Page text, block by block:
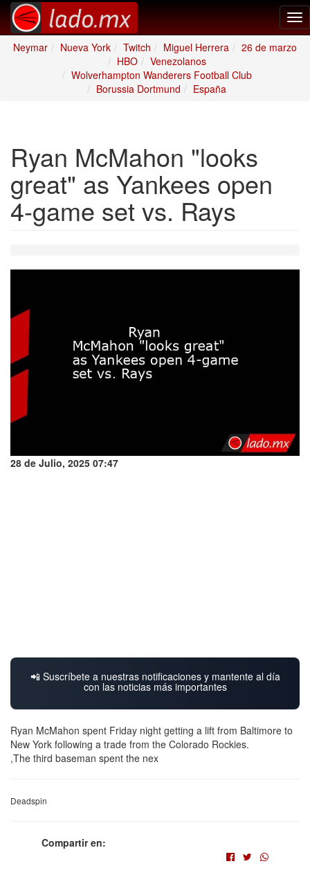
Neymar
Nueva York Twitch Miguel Herrera
26 de marzo
HBO
Venezolanos
Wolverhampton Wanderers Football Club
Borussia Dortmund
España
Ryan McMahon "looks
great" as Yankees open
4-game set vs. Rays
28 de Julio, 2025 07:47
📲 Suscríbete a nuestras notificaciones y mantente al día
con las noticias más importantes
Ryan McMahon spent Friday night getting a lift from Baltimore to
New York following a trade from the Colorado Rockies.
,The third baseman spent the nex
Deadspin
Compartir en: